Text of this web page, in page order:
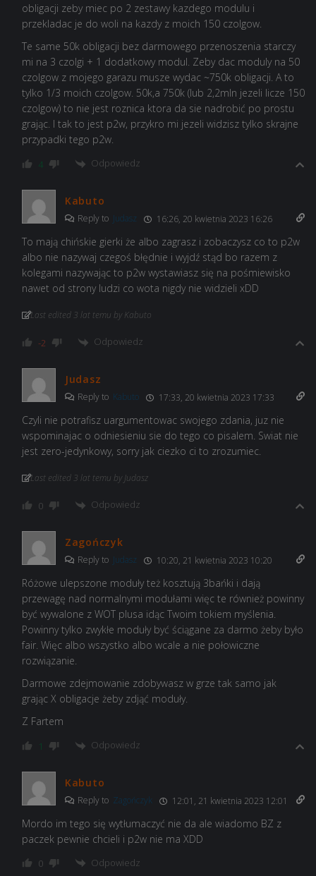
obligacji zeby miec po 2 zestawy kazdego modulu i
przekladac je do woli na kazdy z moich 150 czolgow.
Te same 50k obligacji bez darmowego przenoszenia starczy
mi na 3 czolgi + 1 dodatkowy modul. Zeby dac moduly na 50
czolgow z mojego garazu musze wydac ~750k obligacji. A to
tylko 1/3 moich czolgow. 50k,a 750k (lub 2,2mln jezeli licze 150
czolgow) to nie jest roznica ktora da sie nadrobić po prostu
grając. I tak to jest p2w, przykro mi jezeli widzisz tylko skrajne
przypadki tego p2w.
4 Odpowiedz
Kabuto
Reply to Judasz 16:26, 20 kwietnia 2023 16:26
To mają chińskie gierki że albo zagrasz i zobaczysz co to p2w
albo nie nazywaj czegoś błędnie i wyjdź stąd bo razem z
kolegami nazywając to p2w wystawiasz się na pośmiewisko
nawet od strony ludzi co wota nigdy nie widzieli xDD
Last edited 3 lat temu by Kabuto
-2 Odpowiedz
Judasz
Reply to Kabuto 17:33, 20 kwietnia 2023 17:33
Czyli nie potrafisz uargumentowac swojego zdania, juz nie
wspominajac o odniesieniu sie do tego co pisalem. Swiat nie
jest zero-jedynkowy, sorry jak ciezko ci to zrozumiec.
Last edited 3 lat temu by Judasz
0 Odpowiedz
Zagończyk
Reply to Judasz 10:20, 21 kwietnia 2023 10:20
Różowe ulepszone moduły też kosztują 3bańki i dają
przewagę nad normalnymi modułami więc te również powinny
być wywalone z WOT plusa idąc Twoim tokiem myślenia.
Powinny tylko zwykłe moduły być ściągane za darmo żeby było
fair. Więc albo wszystko albo wcale a nie połowiczne
rozwiązanie.
Darmowe zdejmowanie zdobywasz w grze tak samo jak
grając X obligacje żeby zdjąć moduły.
Z Fartem
1 Odpowiedz
Kabuto
Reply to Zagończyk 12:01, 21 kwietnia 2023 12:01
Mordo im tego się wytłumaczyć nie da ale wiadomo BZ z
paczek pewnie chcieli i p2w nie ma XDD
0 Odpowiedz